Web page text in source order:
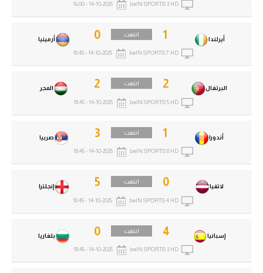
إسبانيا 4 انتهت
بلغاريا 0
beIN SPORTS 3 HD
14-10-2025 - 18:45
لاتفيا 0 انتهت
إنجلترا 5
beIN SPORTS 4 HD
14-10-2025 - 18:45
أندورا 1 انتهت
صربيا 3
beIN SPORTS 8 HD
14-10-2025 - 18:45
البرتغال 2 انتهت
المجر 2
beIN SPORTS 5 HD
14-10-2025 - 18:45
أيرلندا 1 انتهت
أرمينيا 0
beIN SPORTS 7 HD
14-10-2025 - 18:45
beIN SPORTS 3 HD
14-10-2025 - 16:00